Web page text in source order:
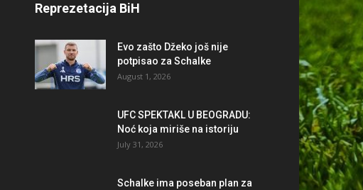
Reprezetacija BiH
Evo zašto Džeko još nije
potpisao za Schalke
August 1, 2026
UFC SPEKTAKL U BEOGRADU:
Noć koja miriše na istoriju
July 31, 2026
Schalke ima poseban plan za